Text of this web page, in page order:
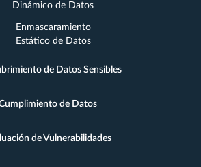
Dinámico de Datos
Enmascaramiento
Estático de Datos
de Datos Sensibles
de Datos
de Vulnerabilidades